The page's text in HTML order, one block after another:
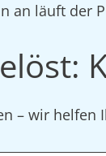
an läuft der
– wir